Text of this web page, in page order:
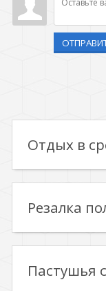
Отдых в
Резалка
Пастушья